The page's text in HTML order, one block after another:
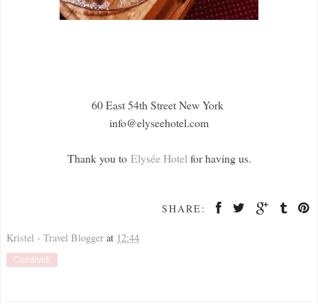
60 East 54th Street New York
info@elyseehotel.com
Thank you to Elysée Hotelfor having us.
SHARE:
Kristel - Travel Blogger at 12:44
Condividi